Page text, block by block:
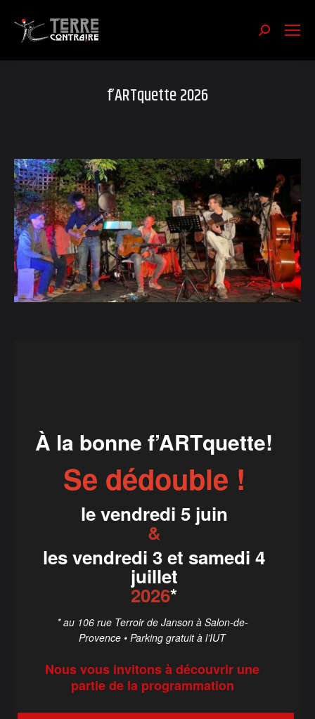
f’ARTquette 2026
À la bonne f’ARTquette!
Se dédouble !
le vendredi 5 juin
&
les vendredi 3 et samedi 4
juillet
2026*
* au 106 rue Terroir de Janson à Salon-de-
Provence • Parking gratuit à l’IUT
Nous vous invitons à découvrir une
partie de la programmation